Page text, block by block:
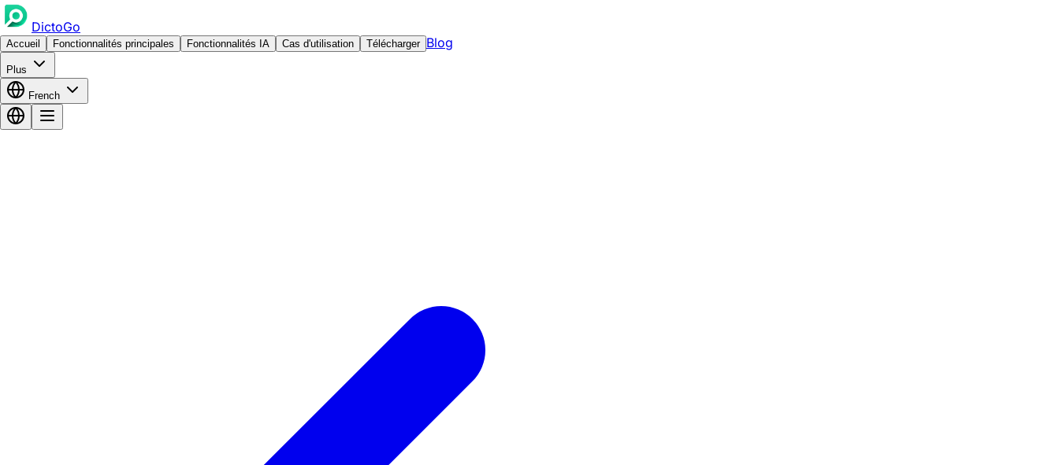
DictoGo
Accueil Fonctionnalités principales Fonctionnalités IA Cas d'utilisation Télécharger Blog
Plus
French